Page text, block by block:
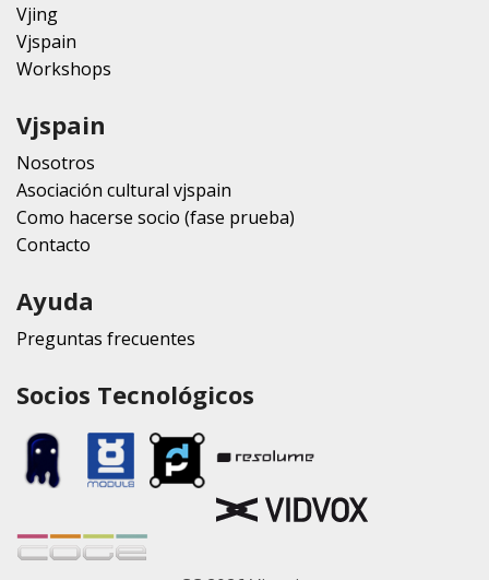
Vjing
Vjspain
Workshops
Vjspain
Nosotros
Asociación cultural vjspain
Como hacerse socio (fase prueba)
Contacto
Ayuda
Preguntas frecuentes
Socios Tecnológicos